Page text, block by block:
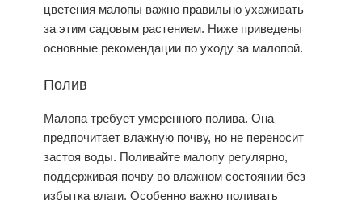
цветения малопы важно правильно ухаживать
за этим садовым растением. Ниже приведены
основные рекомендации по уходу за малопой.
Полив
Малопа требует умеренного полива. Она
предпочитает влажную почву, но не переносит
застоя воды. Поливайте малопу регулярно,
поддерживая почву во влажном состоянии без
избытка влаги. Особенно важно поливать